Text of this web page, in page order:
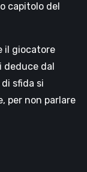
capitolo del
il giocatore
deduce dal
sfida si
per non parlare